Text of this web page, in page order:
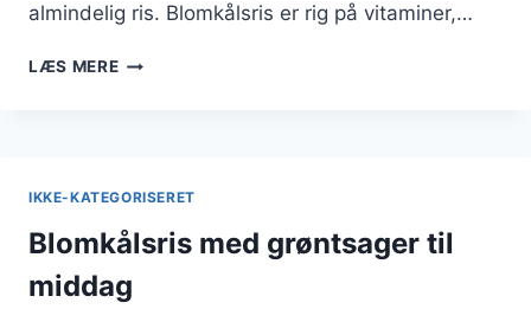
almindelig ris. Blomkålsris er rig på vitaminer,…
LÆS MEREBLOMKÅLSRIS
IKKE-KATEGORISERET
Blomkålsris med grøntsager til
middag